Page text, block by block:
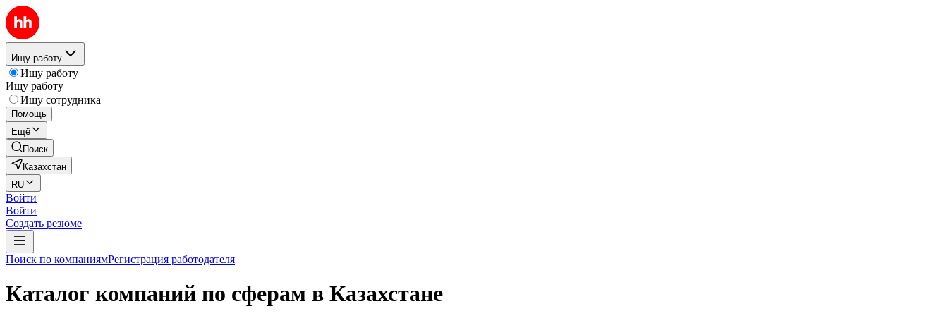
Ищу работу
Ищу работу
Ищу работу
Ищу сотрудника
Помощь
Ещё
Поиск
Казахстан
RU
Войти
Войти
Создать резюме
Поиск по компаниямРегистрация работодателя
Каталог компаний по сферам в Казахстане